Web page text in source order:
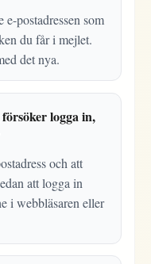
postadressen som
du får i mejlet.
det nya.
logga in,
och att
att logga in
i webbläsaren eller